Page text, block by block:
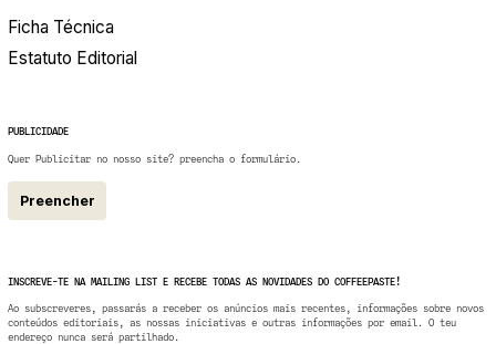
Ficha Técnica
Estatuto Editorial
PUBLICIDADE
Quer Publicitar no nosso site? preencha o formulário.
Preencher
INSCREVE-TE NA MAILING LIST E RECEBE TODAS AS NOVIDADES DO COFFEEPASTE!
Ao subscreveres, passarás a receber os anúncios mais recentes, informações sobre novos
conteúdos editoriais, as nossas iniciativas e outras informações por email. O teu
endereço nunca será partilhado.